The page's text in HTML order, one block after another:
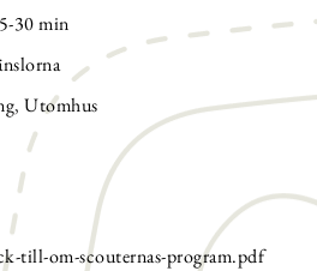
30 min
, Utomhus
till-om-scouternas-program.pdf